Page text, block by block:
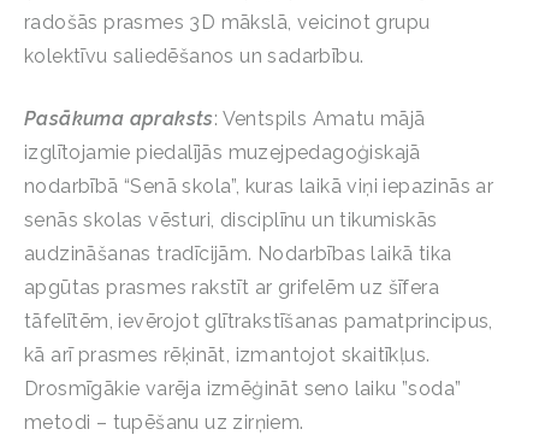
radošās prasmes 3D mākslā, veicinot grupu
kolektīvu saliedēšanos un sadarbību.
Pasākuma apraksts: Ventspils Amatu mājā
izglītojamie piedalījās muzejpedagoģiskajā
nodarbībā “Senā skola”, kuras laikā viņi iepazinās ar
senās skolas vēsturi, disciplīnu un tikumiskās
audzināšanas tradīcijām. Nodarbības laikā tika
apgūtas prasmes rakstīt ar grifelēm uz šīfera
tāfelītēm, ievērojot glītrakstīšanas pamatprincipus,
kā arī prasmes rēķināt, izmantojot skaitīkļus.
Drosmīgākie varēja izmēģināt seno laiku ”soda”
metodi – tupēšanu uz zirņiem.